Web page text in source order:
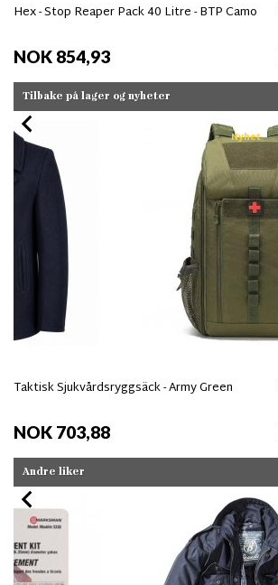
Hex - Stop Reaper Pack 40 Litre - BTP Camo
NOK 854,93
Tilbake på lager og nyheter
Nyhet
Taktisk Sjukvårdsryggsäck - Army Green
NOK 703,88
Andre liker